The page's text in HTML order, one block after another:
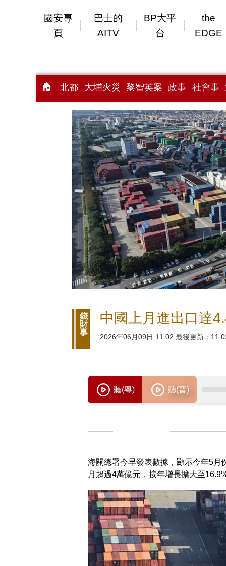
國安專
頁
巴士的
AITV
BP大平
台
the
EDGE
北都 大埔火災 黎智英案 政事 社會事
錢
財
事
中國上月進出口達
2026年06月09日 11:02 最後更新：
海關總署今早發表數據，顯示今年5月
月超過4萬億元，按年增長擴大至